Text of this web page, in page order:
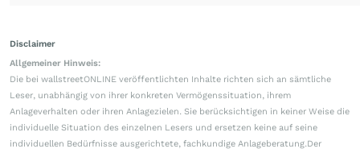
Disclaimer
Allgemeiner Hinweis:
Die bei wallstreetONLINE veröffentlichten Inhalte richten sich an sämtliche
Leser, unabhängig von ihrer konkreten Vermögenssituation, ihrem
Anlageverhalten oder ihren Anlagezielen. Sie berücksichtigen in keiner Weise die
individuelle Situation des einzelnen Lesers und ersetzen keine auf seine
individuellen Bedürfnisse ausgerichtete, fachkundige Anlageberatung.Der